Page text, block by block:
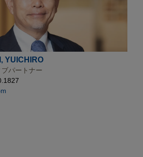
YUICHIRO
パートナー